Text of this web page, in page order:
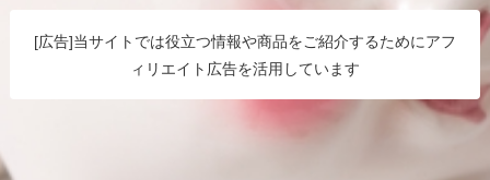
[広告]当サイトでは役立つ情報や商品をご紹介するためにアフ
ィリエイト広告を活用しています